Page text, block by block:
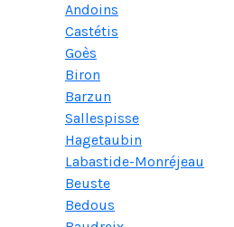
Andoins
Castétis
Goès
Biron
Barzun
Sallespisse
Hagetaubin
Labastide-Monréjeau
Beuste
Bedous